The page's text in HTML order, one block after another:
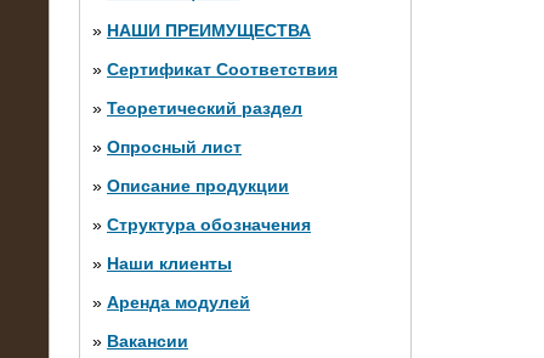
» НАШИ ПРЕИМУЩЕСТВА
» Сертификат Соответствия
» Теоретический раздел
» Опросный лист
» Описание продукции
» Структура обозначения
» Наши клиенты
» Аренда модулей
» Вакансии
10.10.2014
Нагрузочный комплекс 20 МВт в 2
яруса (напряжение 6-10 кВ)